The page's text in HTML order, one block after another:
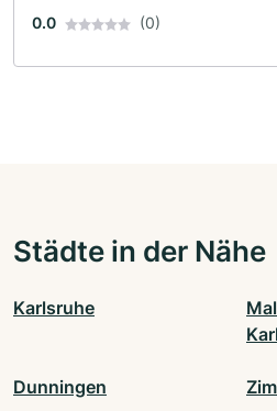
0.0 (0)
Städte in der Nähe
Karlsruhe
Dunningen